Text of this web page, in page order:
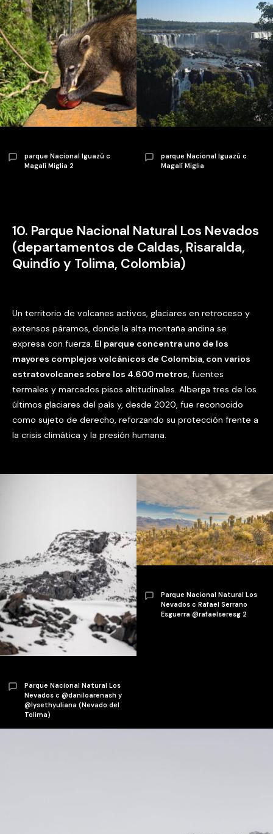
parque Nacional Iguazú c
Magalí Miglia 2
parque Nacional Iguazú c
Magalí Miglia
10. Parque Nacional Natural Los Nevados
(departamentos de Caldas, Risaralda,
Quindío y Tolima, Colombia)
Un territorio de volcanes activos, glaciares en retroceso y
extensos páramos, donde la alta montaña andina se
expresa con fuerza. El parque concentra uno de los
mayores complejos volcánicos de Colombia, con varios
estratovolcanes sobre los 4.600 metros, fuentes
termales y marcados pisos altitudinales. Alberga tres de los
últimos glaciares del país y, desde 2020, fue reconocido
como sujeto de derecho, reforzando su protección frente a
la crisis climática y la presión humana.
Parque Nacional Natural Los
Nevados c @daniloarenash y
@lysethyuliana (Nevado del
Tolima)
Parque Nacional Natural Los
Nevados c Rafael Serrano
Esguerra @rafaelseresg 2